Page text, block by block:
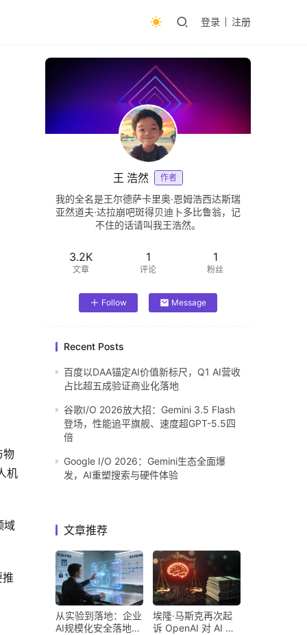
登录 注册
物
机
域
王 浩然 作者
我的全名是王尔德萨卡里奥·恩姆浩西达斯瑞
亚然道夫·达拉崩吧斑得贝迪卜多比鲁翁，记
不住的话请叫我王浩然。
3.2K
文章
1
评论
1
粉丝
Follow Message
Recent Posts
百度以DAA锚定AI价值新标尺，Q1 AI营收
占比超五成验证商业化落地
谷歌I/O 2026放大招：Gemini 3.5 Flash
登场，性能追平旗舰、速度超GPT-5.5四
倍
Google I/O 2026：Gemini生态全面爆
发，AI重塑搜索与硬件体验
文章推荐
从实验到落地：企业
AI规模化安全落地的
埃隆·马斯克再次起
诉 OpenAI 对 AI 行